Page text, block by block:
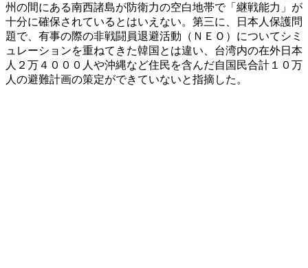
州の間にある南西諸島が防衛力の空白地帯で「継戦能力」が
十分に確保されているとはいえない。第三に、日本人保護問
題で、有事の際の非戦闘員退避活動（ＮＥＯ）についてシミ
ュレーションを重ねてきた韓国とは違い、台湾内の在外日本
人２万４０００人や沖縄など住民を含んだ自国民合計１０万
人の避難計画の策定ができていないと指摘した。